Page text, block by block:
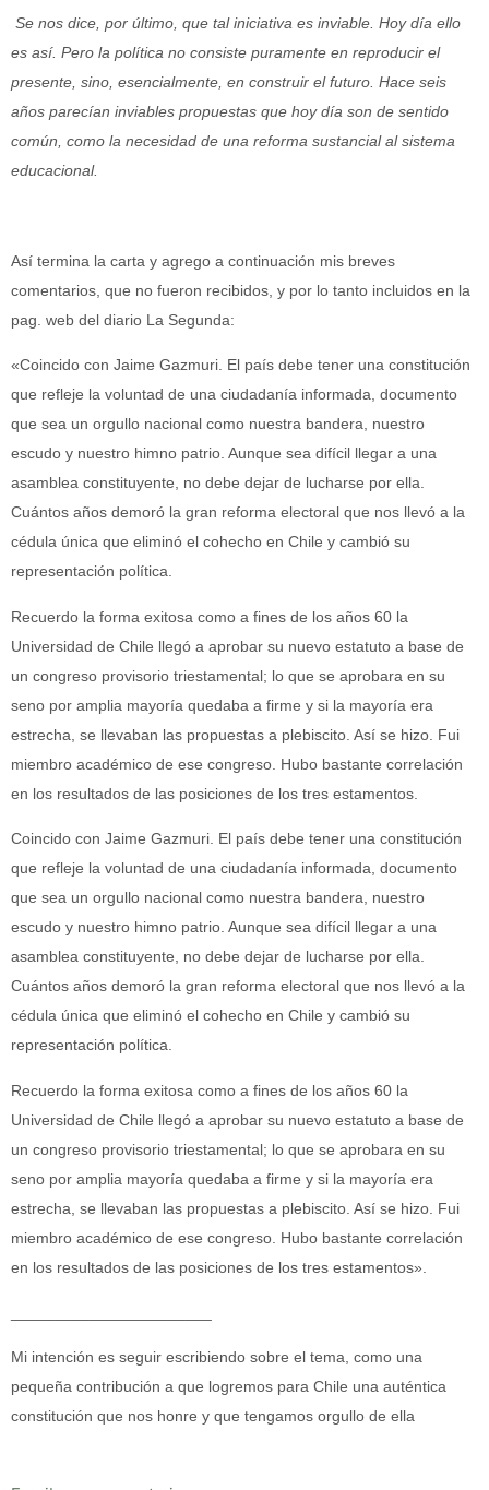
Se nos dice, por último, que tal iniciativa es inviable. Hoy día ello
es así. Pero la política no consiste puramente en reproducir el
presente, sino, esencialmente, en construir el futuro. Hace seis
años parecían inviables propuestas que hoy día son de sentido
común, como la necesidad de una reforma sustancial al sistema
educacional.
Así termina la carta y agrego a continuación mis breves
comentarios, que no fueron recibidos, y por lo tanto incluidos en la
pag. web del diario La Segunda:
«Coincido con Jaime Gazmuri. El país debe tener una constitución
que refleje la voluntad de una ciudadanía informada, documento
que sea un orgullo nacional como nuestra bandera, nuestro
escudo y nuestro himno patrio. Aunque sea difícil llegar a una
asamblea constituyente, no debe dejar de lucharse por ella.
Cuántos años demoró la gran reforma electoral que nos llevó a la
cédula única que eliminó el cohecho en Chile y cambió su
representación política.
Recuerdo la forma exitosa como a fines de los años 60 la
Universidad de Chile llegó a aprobar su nuevo estatuto a base de
un congreso provisorio triestamental; lo que se aprobara en su
seno por amplia mayoría quedaba a firme y si la mayoría era
estrecha, se llevaban las propuestas a plebiscito. Así se hizo. Fui
miembro académico de ese congreso. Hubo bastante correlación
en los resultados de las posiciones de los tres estamentos.
Coincido con Jaime Gazmuri. El país debe tener una constitución
que refleje la voluntad de una ciudadanía informada, documento
que sea un orgullo nacional como nuestra bandera, nuestro
escudo y nuestro himno patrio. Aunque sea difícil llegar a una
asamblea constituyente, no debe dejar de lucharse por ella.
Cuántos años demoró la gran reforma electoral que nos llevó a la
cédula única que eliminó el cohecho en Chile y cambió su
representación política.
Recuerdo la forma exitosa como a fines de los años 60 la
Universidad de Chile llegó a aprobar su nuevo estatuto a base de
un congreso provisorio triestamental; lo que se aprobara en su
seno por amplia mayoría quedaba a firme y si la mayoría era
estrecha, se llevaban las propuestas a plebiscito. Así se hizo. Fui
miembro académico de ese congreso. Hubo bastante correlación
en los resultados de las posiciones de los tres estamentos».
Mi intención es seguir escribiendo sobre el tema, como una
pequeña contribución a que logremos para Chile una auténtica
constitución que nos honre y que tengamos orgullo de ella